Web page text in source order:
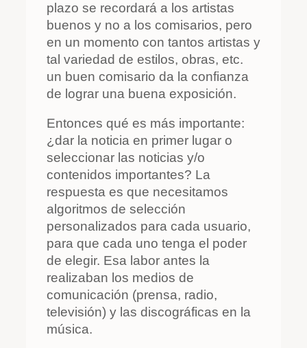
plazo se recordará a los artistas
buenos y no a los comisarios, pero
en un momento con tantos artistas y
tal variedad de estilos, obras, etc.
un buen comisario da la confianza
de lograr una buena exposición.
Entonces qué es más importante:
¿dar la noticia en primer lugar o
seleccionar las noticias y/o
contenidos importantes? La
respuesta es que necesitamos
algoritmos de selección
personalizados para cada usuario,
para que cada uno tenga el poder
de elegir. Esa labor antes la
realizaban los medios de
comunicación (prensa, radio,
televisión) y las discográficas en la
música.